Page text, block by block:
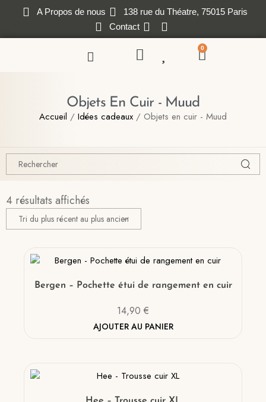
A Propos de nous
138 rue du Théatre, 75015 Paris
Contact
0
Objets En Cuir - Muud
Accueil / Idées cadeaux / Objets en cuir - Muud
4 résultats affichés
Bergen – Pochette étui de rangement en cuir
14,90 €
AJOUTER AU PANIER